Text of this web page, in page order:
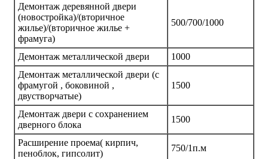
Демонтаж деревянной двери
(новостройка)/(вторичное
жилье)/(вторичное жилье +
фрамуга)
500/700/1000
Демонтаж металлической двери
1000
Демонтаж металлической двери (с
фрамугой , боковиной ,
двустворчатые)
1500
Демонтаж двери с сохранением
дверного блока
1500
Расширение проема( кирпич,
пеноблок, гипсолит)
750/1п.м